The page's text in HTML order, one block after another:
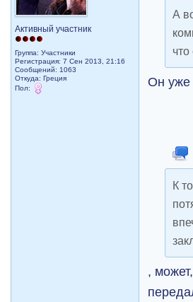
Активный участник
Группа: Участники
Регистрация: 7 Сен 2013, 21:16
Сообщений: 1063
Откуда: Греция
Пол:
А
Он уже
К
,